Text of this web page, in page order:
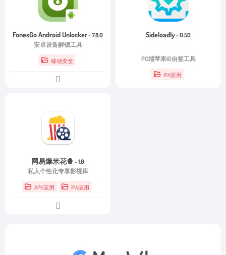
FonesGo Android Unlocker- 7.8.0
安卓设备解锁工具
移动安全
Sideloadly- 0.50
PC端苹果ID自签工具
IPA应用
网易爆米花🍿 - 1.0
私人个性化专享影视库
APK应用 IPA应用